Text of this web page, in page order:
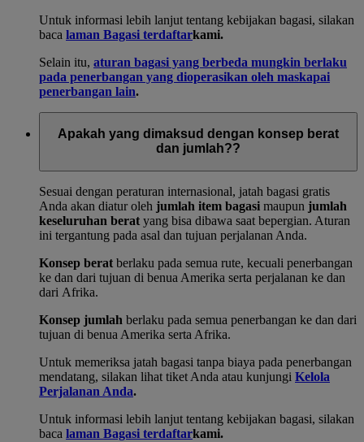
Untuk informasi lebih lanjut tentang kebijakan bagasi, silakan
baca laman Bagasi terdaftarkami.
Selain itu, aturan bagasi yang berbeda mungkin berlaku
pada penerbangan yang dioperasikan oleh maskapai
penerbangan lain.
Apakah yang dimaksud dengan konsep berat
dan jumlah??
Sesuai dengan peraturan internasional, jatah bagasi gratis
Anda akan diatur oleh jumlah item bagasi maupun jumlah
keseluruhan berat yang bisa dibawa saat bepergian. Aturan
ini tergantung pada asal dan tujuan perjalanan Anda.
Konsep berat berlaku pada semua rute, kecuali penerbangan
ke dan dari tujuan di benua Amerika serta perjalanan ke dan
dari Afrika.
Konsep jumlah berlaku pada semua penerbangan ke dan dari
tujuan di benua Amerika serta Afrika.
Untuk memeriksa jatah bagasi tanpa biaya pada penerbangan
mendatang, silakan lihat tiket Anda atau kunjungi Kelola
Perjalanan Anda.
Untuk informasi lebih lanjut tentang kebijakan bagasi, silakan
baca laman Bagasi terdaftarkami.